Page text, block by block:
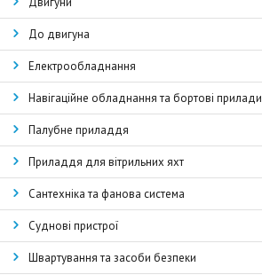
До двигуна
Електрообладнання
Навігаційне обладнання та бортові прилади
Палубне приладдя
Приладдя для вітрильних яхт
Сантехніка та фанова система
Суднові пристрої
Швартування та засоби безпеки